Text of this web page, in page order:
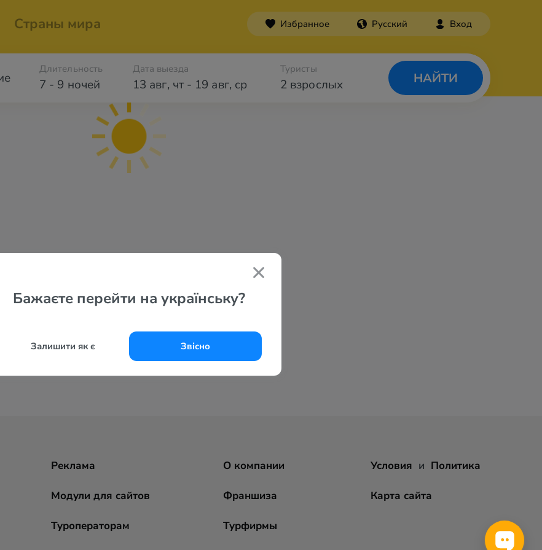
Страны мира Избранное Русский Вход
7 - 9 ночей
Длительность Дата выезда
13 авг, чт- 19 авг, ср 2 взрослых
Туристы
НАЙТИ
Бажаєте перейти на українську?
Залишити як є Звісно
Реклама
Модули для сайтов
Туроператорам
О компании
Франшиза
Турфирмы
Условия и Политика
Карта сайта